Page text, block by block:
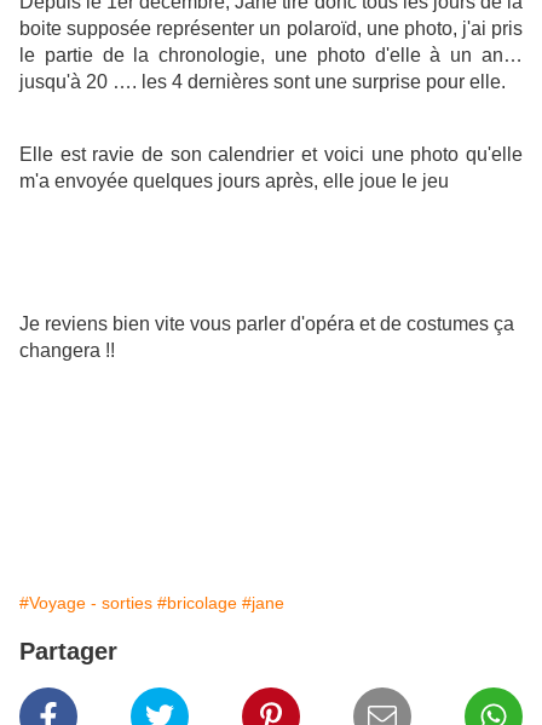
boite supposée représenter un polaroïd, une photo, j'ai pris
le partie de la chronologie, une photo d'elle à un an…
jusqu'à 20 …. les 4 dernières sont une surprise pour elle.
Elle est ravie de son calendrier et voici une photo qu'elle
m'a envoyée quelques jours après, elle joue le jeu
Je reviens bien vite vous parler d'opéra et de costumes ça
changera !!
#Voyage - sorties #bricolage #jane
Partager